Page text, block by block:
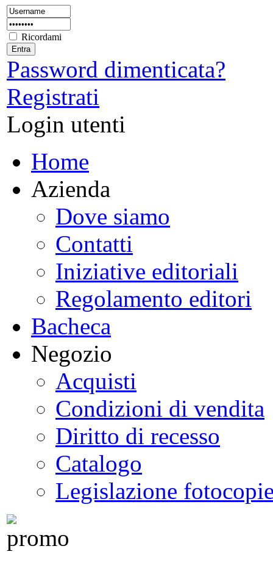
Ricordami
Password dimenticata?
Registrati
Login utenti
Home
Azienda
Dove siamo
Contatti
Iniziative editoriali
Regolamento editori
Bacheca
Negozio
Acquisti
Condizioni di vendita
Diritto di recesso
Catalogo
Legislazione